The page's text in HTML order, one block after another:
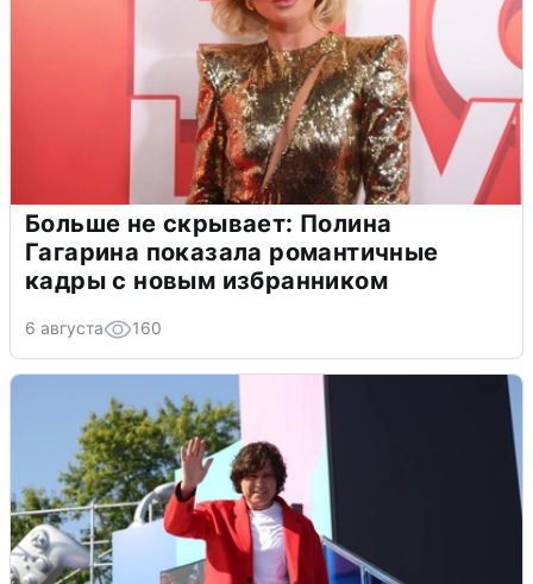
Больше не скрывает: Полина
Гагарина показала романтичные
кадры с новым избранником
6 августа 160